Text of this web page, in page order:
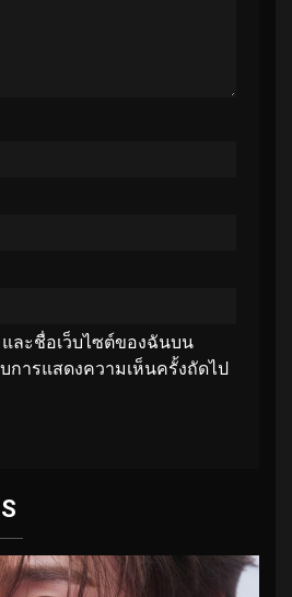
ละชื่อเว็บไซต์ของฉันบน
การแสดงความเห็นครั้งถัดไป